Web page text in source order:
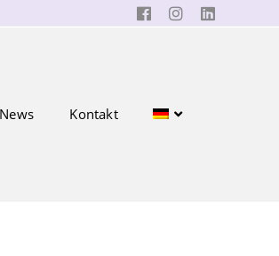
News Kontakt